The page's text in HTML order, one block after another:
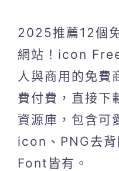
2025推薦12個
網站！icon
人與商用的免費
費付費，直接下
資源庫，包含可
icon、PNG去背
Font皆有。